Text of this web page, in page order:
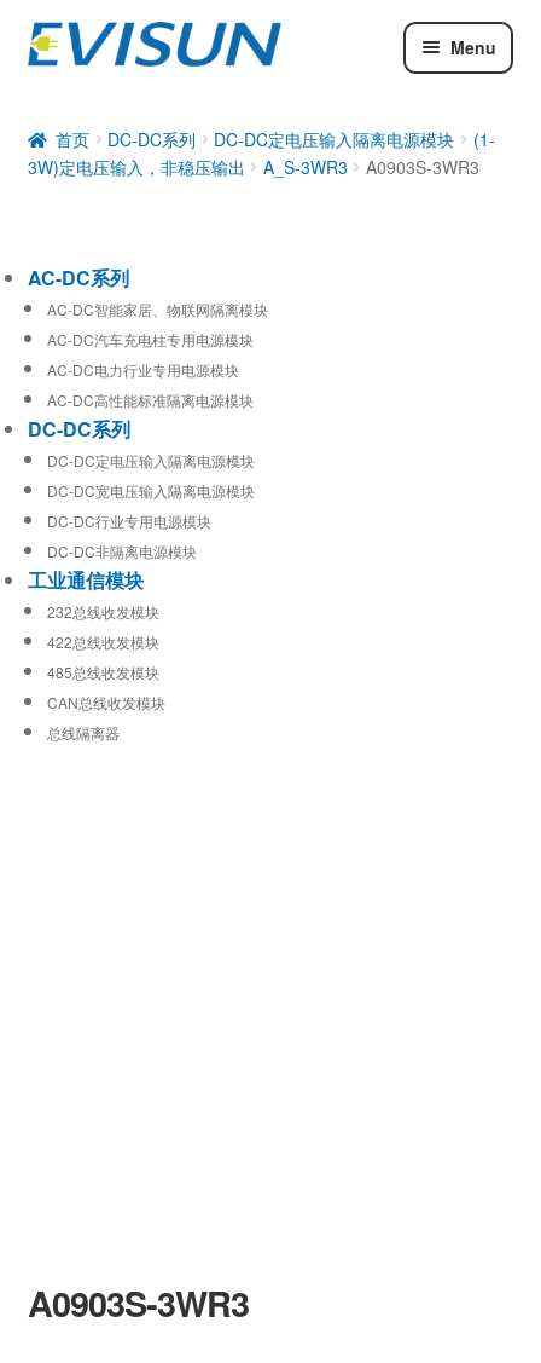
Menu
DC-DC系列
工业通信模块
首页 DC-DC系列 DC-DC定电压输入隔离电源模块
(1-
3W)定电压输入，非稳压输出
A_S-3WR3 A0903S-3WR3
A0903S-3WR3
AC-DC系列
AC-DC智能家居、物联网隔离模块
AC-DC汽车充电柱专用电源模块
AC-DC电力行业专用电源模块
AC-DC高性能标准隔离电源模块
DC-DC系列
DC-DC定电压输入隔离电源模块
DC-DC宽电压输入隔离电源模块
DC-DC行业专用电源模块
DC-DC非隔离电源模块
工业通信模块
232总线收发模块
422总线收发模块
485总线收发模块
CAN总线收发模块
总线隔离器